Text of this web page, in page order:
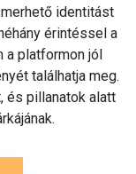
identitást
érintéssel a
a platformon jól
találhatja meg.
és pillanatok alatt